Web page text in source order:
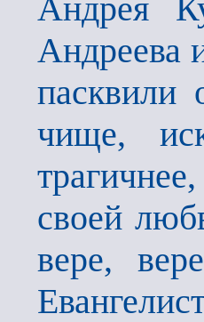
Андрея
Андреева
пасквили
чище,
своей
вере,